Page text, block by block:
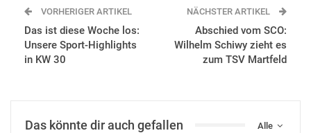
VORHERIGER ARTIKEL
Das ist diese Woche los:
Unsere Sport-Highlights
in KW 30
NÄCHSTER ARTIKEL
Abschied vom SCO:
Wilhelm Schiwy zieht es
zum TSV Martfeld
Alle
Das könnte dir auch gefallen